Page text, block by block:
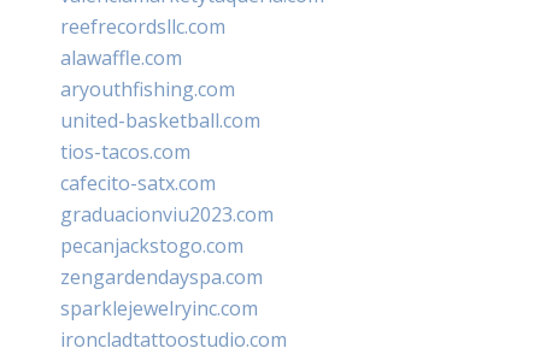
reefrecordsllc.com
alawaffle.com
aryouthfishing.com
united-basketball.com
tios-tacos.com
cafecito-satx.com
graduacionviu2023.com
pecanjackstogo.com
zengardendayspa.com
sparklejewelryinc.com
ironcladtattoostudio.com